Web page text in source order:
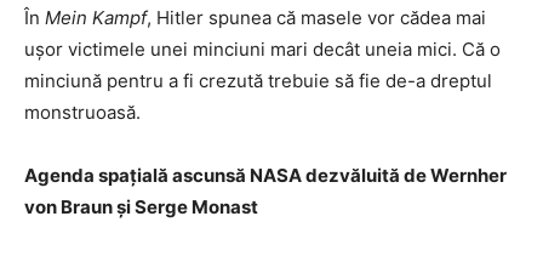
În Mein Kampf, Hitler spunea că masele vor cădea mai
ușor victimele unei minciuni mari decât uneia mici. Că o
minciună pentru a fi crezută trebuie să fie de-a dreptul
monstruoasă.
Agenda spațială ascunsă NASA dezvăluită de Wernher
von Braun și Serge Monast